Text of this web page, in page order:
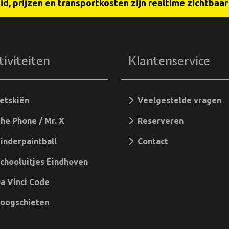
prijzen en transportkosten zijn realtime
Phone / Mr. X
Eindhoven
Vinci Code
Klantenservice
Veelgestelde vragen
Reserveren
Contact